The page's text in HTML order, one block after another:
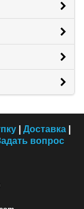
| Доставка|
вопрос